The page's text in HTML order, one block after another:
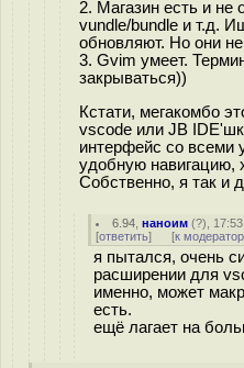
2. Магазин есть и не
vundle/bundle и т.д.
обновляют. Но они
3. Gvim умеет.
закрываться))
Кстати, мегакомбо
vscode или JB
интерфейс со всеми
удобную навигацию,
Собственно, я так и
6.94 ,наноим (?),
[ответить] [к
я пытался, очень
расширении для
именно, может
есть.
ещё лагает на